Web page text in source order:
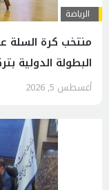
الرياضة
منتخب كرة السلة
البطولة الدولية
أغسطس 5, 2026